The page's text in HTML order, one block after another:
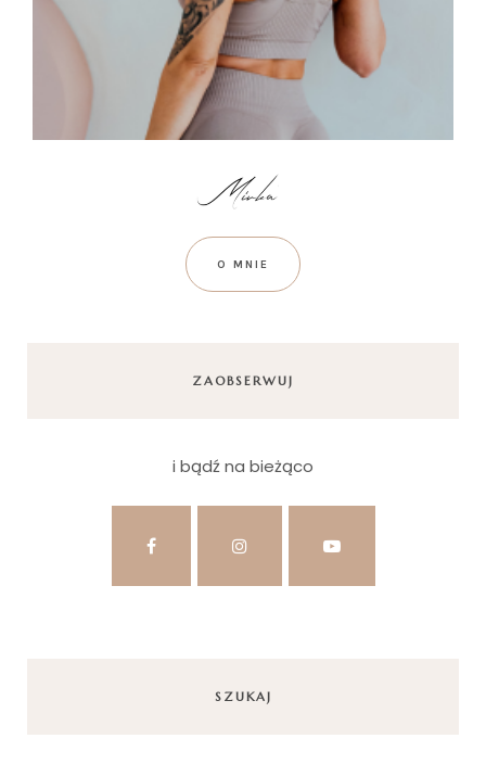
O MNIE
ZAOBSERWUJ
i bądź na bieżąco
SZUKAJ